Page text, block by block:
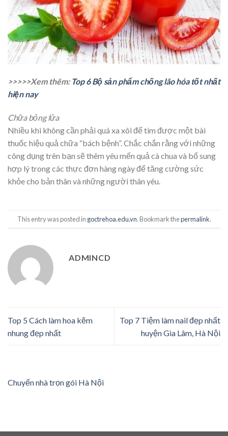
>>>>>Xem thêm: Top 6 Bộ sản phẩm chống lão hóa tốt nhất
hiện nay
Chữa bỏng lửa
Nhiều khi không cần phải quá xa xôi để tìm được một bài
thuốc hiệu quả chữa “bách bệnh”. Chắc chắn rằng với những
công dụng trên bạn sẽ thêm yêu mến quả cà chua và bổ sung
hợp lý trong các thực đơn hàng ngày để tăng cường sức
khỏe cho bản thân và những người thân yêu.
This entry was posted in goctrehoa.edu.vn. Bookmark thepermalink.
ADMINCD
Top 5 Cách làm hoa kẽm
nhung đẹp nhất
Top 7 Tiệm làm nail đẹp nhất
huyện Gia Lâm, Hà Nội
Chuyển nhà trọn gói Hà Nội